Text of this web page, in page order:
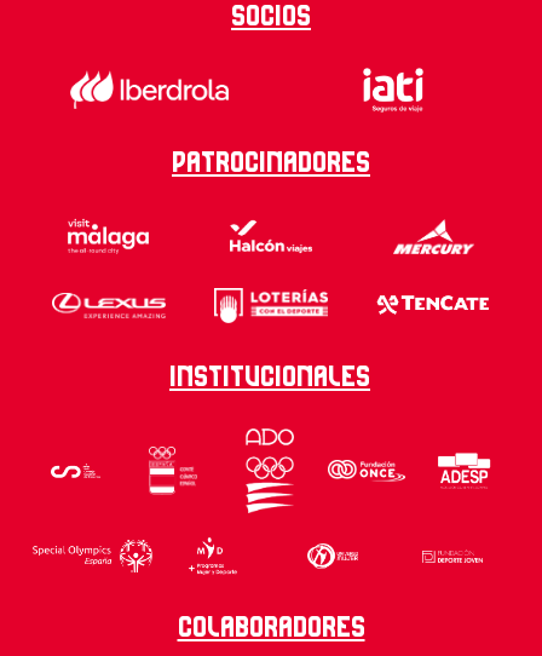
Socios
Patrocinadores
Institucionales
Colaboradores